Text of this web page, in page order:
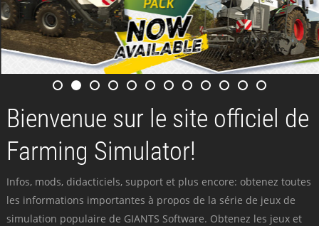
Bienvenue sur le site officiel de
Farming Simulator!
Infos, mods, didacticiels, support et plus encore: obtenez toutes
les informations importantes à propos de la série de jeux de
simulation populaire de GIANTS Software. Obtenez les jeux et